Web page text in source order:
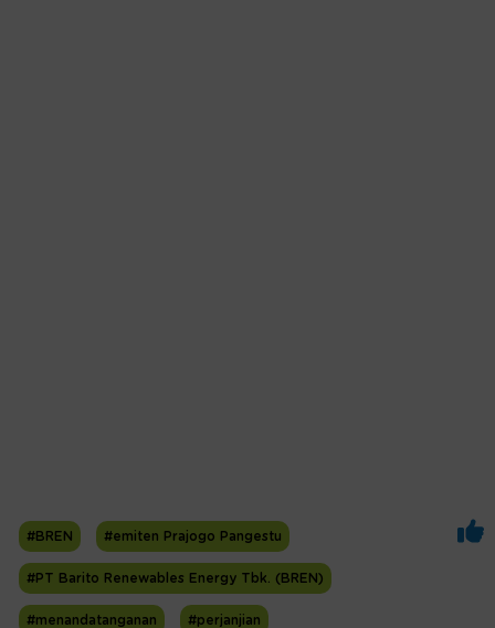
#BREN #emiten Prajogo Pangestu
#PT Barito Renewables Energy Tbk. (BREN)
#menandatanganan #perjanjian